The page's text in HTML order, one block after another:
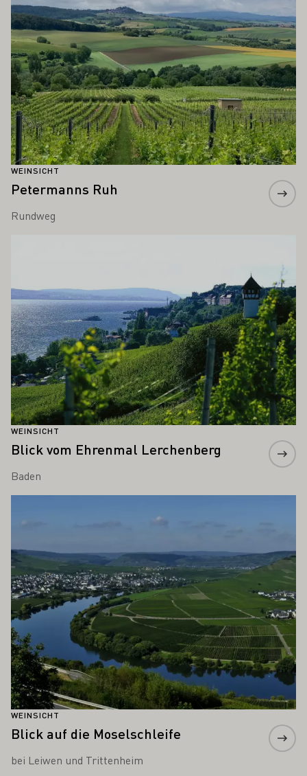
WEINSICHT
Petermanns Ruh
Rundweg
WEINSICHT
Blick vom Ehrenmal Lerchenberg
Baden
WEINSICHT
Blick auf die Moselschleife
bei Leiwen und Trittenheim